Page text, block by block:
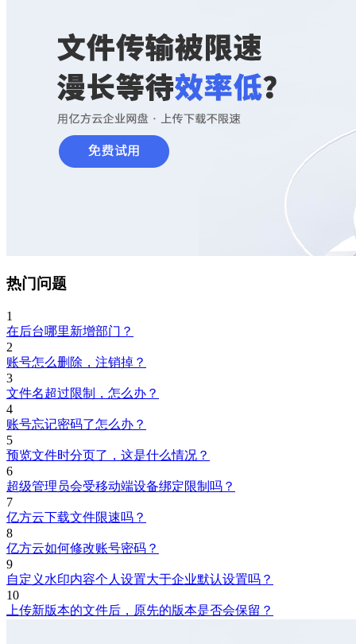
热门问题
1
在后台哪里新增部门？
2
账号怎么删除，注销掉？
3
文件名超过限制，怎么办？
4
账号忘记密码了怎么办？
5
预览文件时分页了，这是什么情况？
6
超级管理员会受移动端设备绑定限制吗？
7
亿方云下载文件限速吗？
8
亿方云如何修改账号密码？
9
自定义水印内容个人设置大于企业默认设置吗？
10
上传新版本的文件后，原先的版本是否会保留？